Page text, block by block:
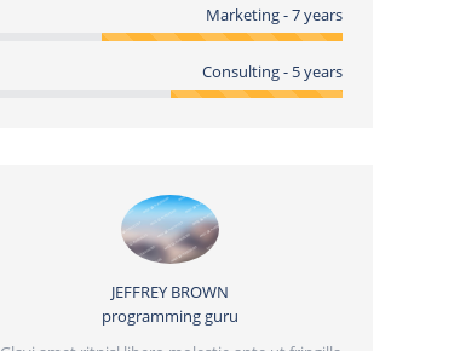
Marketing - 7 years
Consulting - 5 years
JEFFREY BROWN
programming guru